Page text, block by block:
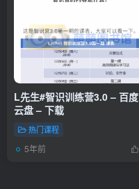
L先生#智识训练营3.0 – 百度
云盘 – 下载
热门课程
5年前